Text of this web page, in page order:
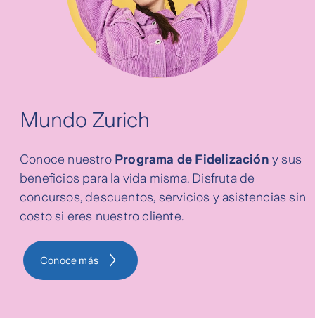
Mundo Zurich
Conoce nuestro Programa de Fidelización y sus
beneficios para la vida misma. Disfruta de
concursos, descuentos, servicios y asistencias sin
costo si eres nuestro cliente.
Conoce más